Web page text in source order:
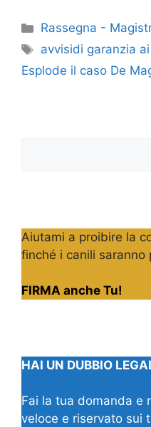
Categorie
Rassegna -
Tag
avvisidi garanzia
Esplode il caso De
Aiutami a proibire la
finché i canili saranno
FIRMA anche Tu!
HAI UN DUBBIO
Fai la tua domanda e
veloce e riservato sui